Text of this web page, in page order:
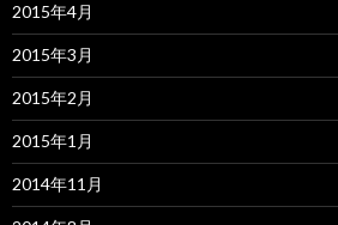
2015年4月
2015年3月
2015年2月
2015年1月
2014年11月